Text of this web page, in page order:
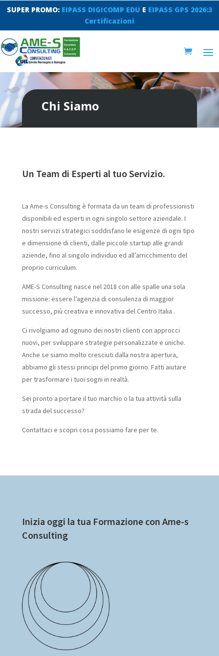
SUPER PROMO: EIPASS DIGICOMP EDU E EIPASS GPS 2026:3
Certificazioni
Chi Siamo
Un Team di Esperti al tuo Servizio.
La Ame-s Consulting è formata da un team di professionisti
disponibili ed esperti in ogni singolo settore aziendale. I
nostri servizi strategici soddisfano le esigenze di ogni tipo
e dimensione di clienti, dalle piccole startup alle grandi
aziende, fino al singolo individuo ed all’arricchimento del
proprio curriculum.
AME-S Consulting nasce nel 2018 con alle spalle una sola
missione: essere l’agenzia di consulenza di maggior
successo, più creativa e innovativa del Centro Italia .
Ci rivolgiamo ad ognuno dei nostri clienti con approcci
nuovi, per sviluppare strategie personalizzate e uniche.
Anche se siamo molto cresciuti dalla nostra apertura,
abbiamo gli stessi principi del primo giorno. Fatti aiutare
per trasformare i tuoi sogni in realtà.
Sei pronto a portare il tuo marchio o la tua attività sulla
strada del successo?
Contattaci e scopri cosa possiamo fare per te.
Inizia oggi la tua Formazione con Ame-s
Consulting